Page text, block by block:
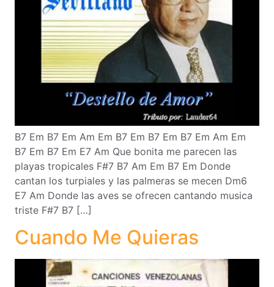
B7 Em B7 Em Am Em B7 Em B7 Em B7 Em Am Em
B7 Em B7 Em E7 Am Que bonita me parecen las
playas tropicales F#7 B7 Am Em B7 Em Donde
cantan los turpiales y las palmeras se mecen Dm6
E7 Am Donde las aves se ofrecen cantando musica
triste F#7 B7 […]
Cuando Me Quieras